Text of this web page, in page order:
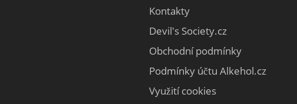
Kontakty
Devil's Society.cz
Obchodní podmínky
Podmínky účtu Alkehol.cz
Využití cookies